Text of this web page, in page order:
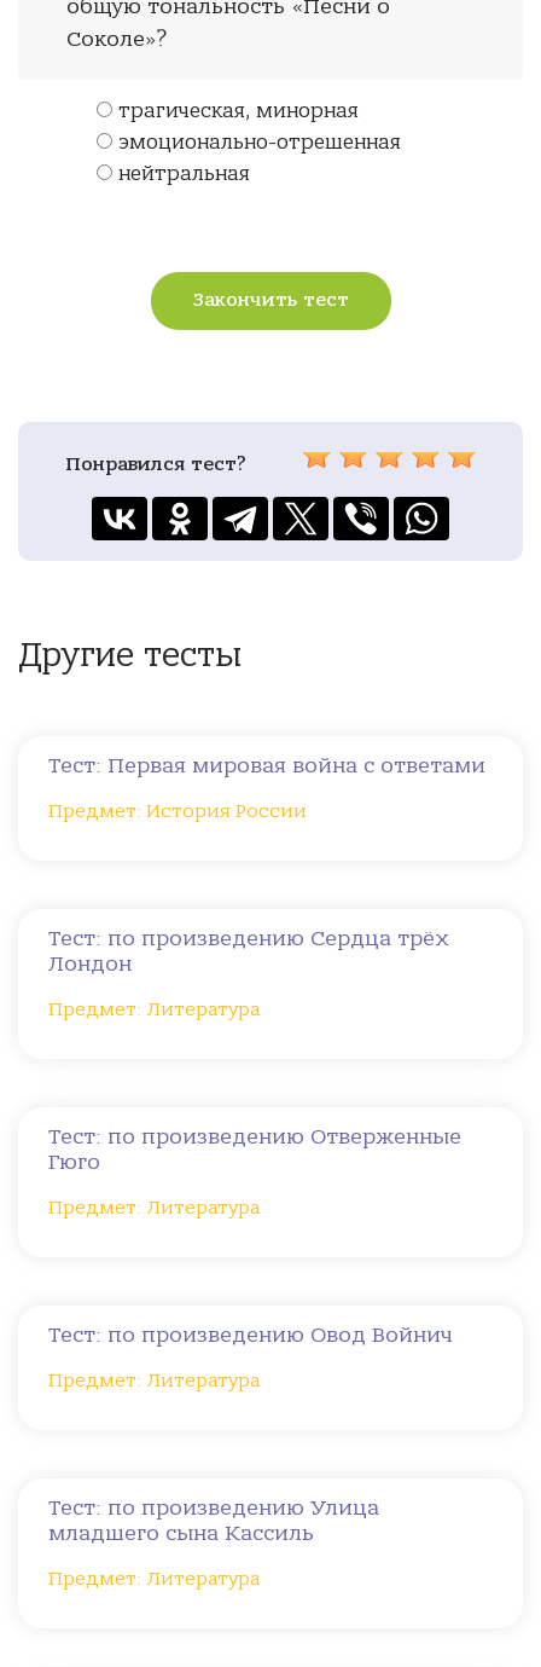
общую тональность «Песни о
Соколе»?
трагическая, минорная
эмоционально-отрешенная
нейтральная
Закончить тест
Понравился тест?
Другие тесты
Тест: Первая мировая война с ответами
Предмет: История России
Тест: по произведению Сердца трёх
Лондон
Предмет: Литература
Тест: по произведению Отверженные
Гюго
Предмет: Литература
Тест: по произведению Овод Войнич
Предмет: Литература
Тест: по произведению Улица
младшего сына Кассиль
Предмет: Литература